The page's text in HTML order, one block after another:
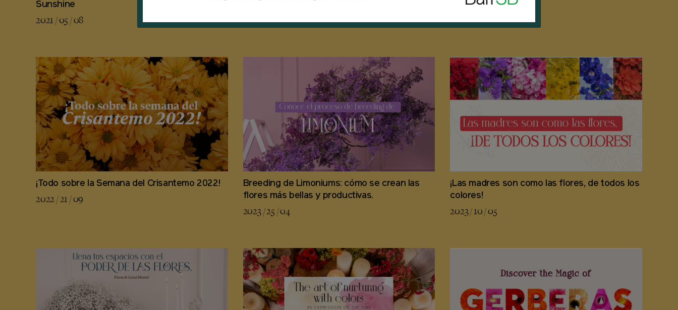
Sunshine
2021 / 05 / 08
¡Todo sobre la Semana del Crisantemo 2022!
2022 / 21 / 09
Breeding de Limoniums: cómo se crean las
flores más bellas y productivas.
2023 / 25 / 04
¡Las madres son como las flores, de todos los
colores!
2023 / 10 / 05